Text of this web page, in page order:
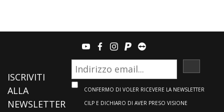
youtubefacebook
instagram
paypalteamviewer
ISCRIVITI
ALLA
NEWSLETTER
CONFERMO DI VOLER RICEVERE LA NEWSLETTER
CILP E DICHIARO DI AVER PRESO VISIONE